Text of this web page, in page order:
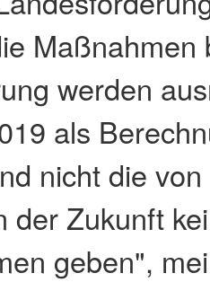
Maßnahmen
werden
als
nicht die
der Zukunft
geben",